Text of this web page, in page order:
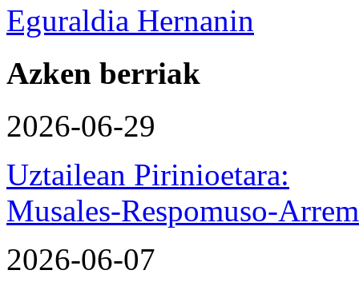
Eguraldia Hernanin
Azken berriak
2026-06-29
Uztailean Pirinioetara:
Musales-Respomuso-
2026-06-07